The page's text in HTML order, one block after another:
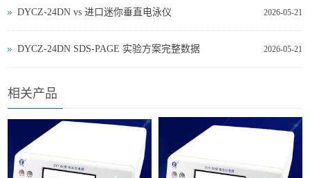
2026-05-21
DYCZ‑24DN vs 进口迷你垂直电泳仪
2026-05-21
DYCZ‑24DN SDS‑PAGE 实验方案完整数据
相关产品